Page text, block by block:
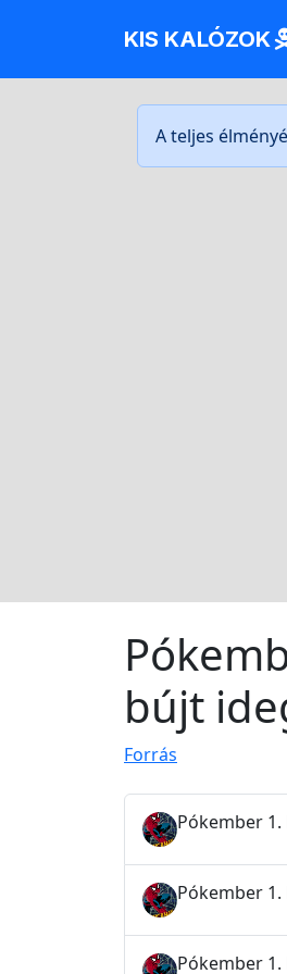
KIS KALÓZOK
A teljes
bújt
Forrás
Pókember 1.
Pókember 1.
Pókember 1.